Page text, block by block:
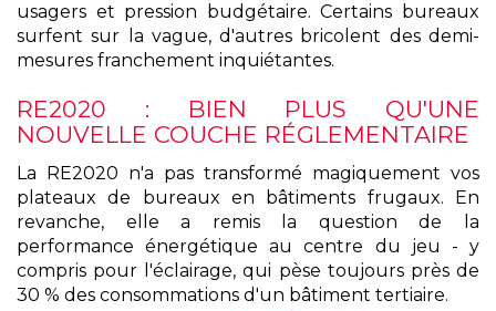
usagers et pression budgétaire. Certains bureaux
surfent sur la vague, d'autres bricolent des demi-
mesures franchement inquiétantes.
RE2020 : BIEN PLUS QU'UNE
NOUVELLE COUCHE RÉGLEMENTAIRE
La RE2020 n'a pas transformé magiquement vos
plateaux de bureaux en bâtiments frugaux. En
revanche, elle a remis la question de la
performance énergétique au centre du jeu - y
compris pour l'éclairage, qui pèse toujours près de
30 % des consommations d'un bâtiment tertiaire.